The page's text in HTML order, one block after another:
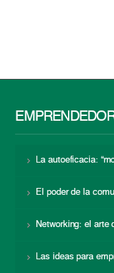
La autoeficacia:
El poder de la
Networking: el arte
Las ideas para